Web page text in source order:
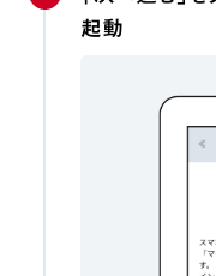
起動